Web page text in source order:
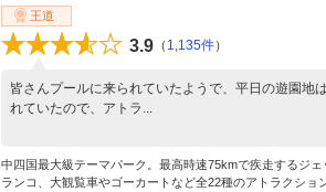
王道
3.9 （ 1,135件）
皆さんプールに来られていたようで、平日の遊園地
れていたので、アトラ...
中四国最大級テーマパーク。最高時速75kmで疾走するジ
ランコ、大観覧車やゴーカートなど全22種のアトラクショ